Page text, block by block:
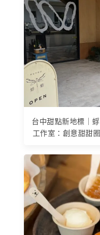
台中甜點新地標｜
工作室：創意甜甜